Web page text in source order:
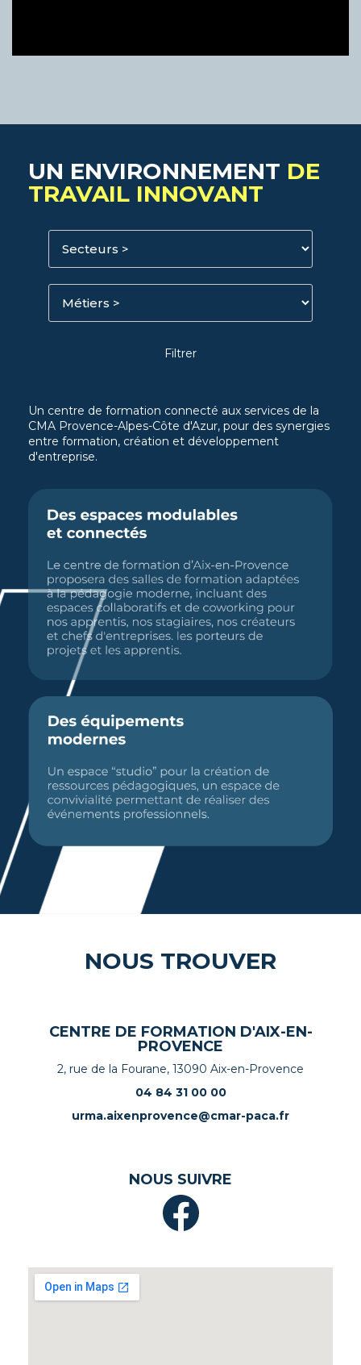
UN ENVIRONNEMENT DE
TRAVAIL INNOVANT
Un centre de formation connecté aux services de la
CMA Provence-Alpes-Côte d'Azur, pour des synergies
entre formation, création et développement
d'entreprise.
NOUS TROUVER
CENTRE DE FORMATION D'AIX-EN-
PROVENCE
2, rue de la Fourane, 13090 Aix-en-Provence
04 84 31 00 00
urma.aixenprovence@cmar-paca.fr
NOUS SUIVRE